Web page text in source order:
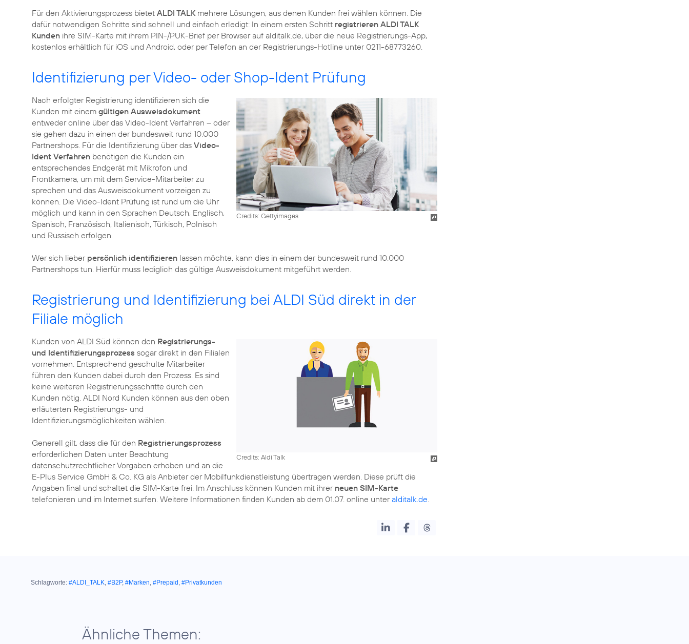
Für den Aktivierungsprozess bietet ALDI TALKmehrere Lösungen, aus denen Kunden frei wählen können. Die
dafür notwendigen Schritte sind schnell und einfach erledigt: In einem ersten Schritt registrieren ALDI TALK
Kunden ihre SIM-Karte mit ihrem PIN-/PUK-Brief per Browser auf alditalk.de, über die neue Registrierungs-App,
kostenlos erhältlich für iOS und Android, oder per Telefon an der Registrierungs-Hotline unter 0211-68773260.
Identifizierung per Video- oder Shop-Ident Prüfung
Credits: Gettyimages
Nach erfolgter Registrierung identifizieren sich die
Kunden mit einem gültigen Ausweisdokument
entweder online über das Video-Ident Verfahren – oder
sie gehen dazu in einen der bundesweit rund 10.000
Partnershops. Für die Identifizierung über das Video-
Ident Verfahren benötigen die Kunden ein
entsprechendes Endgerät mit Mikrofon und
Frontkamera, um mit dem Service-Mitarbeiter zu
sprechen und das Ausweisdokument vorzeigen zu
können. Die Video-Ident Prüfung ist rund um die Uhr
möglich und kann in den Sprachen Deutsch, Englisch,
Spanisch, Französisch, Italienisch, Türkisch, Polnisch
und Russisch erfolgen.
Wer sich lieber persönlich identifizieren lassen möchte, kann dies in einem der bundesweit rund 10.000
Partnershops tun. Hierfür muss lediglich das gültige Ausweisdokument mitgeführt werden.
Registrierung und Identifizierung bei ALDI Süd direkt in der
Filiale möglich
Credits: Aldi Talk
Kunden von ALDI Süd können den Registrierungs-
und Identifizierungsprozess sogar direkt in den Filialen
vornehmen. Entsprechend geschulte Mitarbeiter
führen den Kunden dabei durch den Prozess. Es sind
keine weiteren Registrierungsschritte durch den
Kunden nötig. ALDI Nord Kunden können aus den oben
erläuterten Registrierungs- und
Identifizierungsmöglichkeiten wählen.
Generell gilt, dass die für den Registrierungsprozess
erforderlichen Daten unter Beachtung
datenschutzrechtlicher Vorgaben erhoben und an die
E-Plus Service GmbH & Co. KG als Anbieter der Mobilfunkdienstleistung übertragen werden. Diese prüft die
Angaben final und schaltet die SIM-Karte frei. Im Anschluss können Kunden mit ihrer neuen SIM-Karte
telefonieren und im Internet surfen. Weitere Informationen finden Kunden ab dem 01.07. online unteralditalk.de.
Schlagworte: #ALDI_TALK, #B2P, #Marken, #Prepaid , #Privatkunden
Ähnliche Themen: